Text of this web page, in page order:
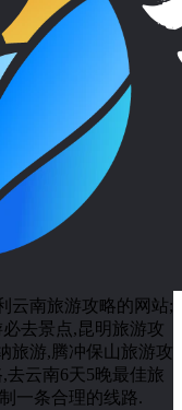
云南旅游攻略的网站;
去景点,昆明旅游攻
旅游,腾冲保山旅游攻
云南6天5晚最佳旅
一条合理的线路.